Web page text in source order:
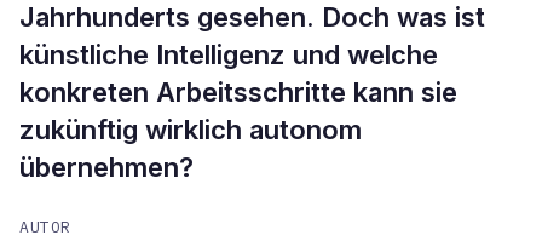
Jahrhunderts gesehen. Doch was ist
künstliche Intelligenz und welche
konkreten Arbeitsschritte kann sie
zukünftig wirklich autonom
übernehmen?
AUTOR